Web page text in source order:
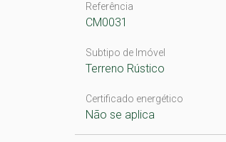
Referência
CM0031
Subtipo de Imóvel
Terreno Rústico
Certificado energético
Não se aplica